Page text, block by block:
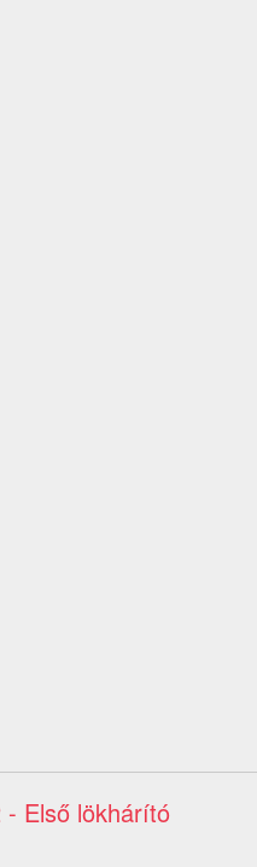
- Első lökhárító